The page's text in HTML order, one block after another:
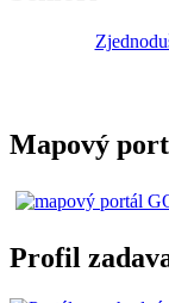
Mapový
Profil